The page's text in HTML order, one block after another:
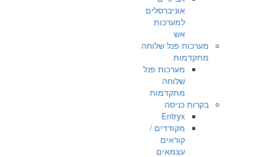
אוניברסלים
למערכות
אש
מערכות פנל שלוחה
מתקדמות
מערכות פנל
שלוחה
מתקדמות
בקרות כניסה
Entryx
מקודדים /
קוראים
עצמאים